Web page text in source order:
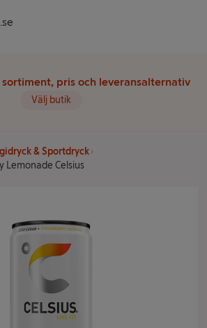
pris och leveransalternativ
Välj butik
& Sportdryck
Lemonade Celsius